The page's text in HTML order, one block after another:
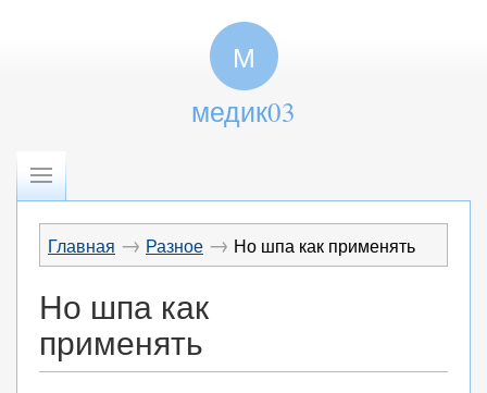
М
медик03
Главная → Разное → Но шпа как применять
Но шпа как
применять